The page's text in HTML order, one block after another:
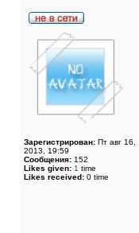
Зарегистрирован: Пт авг 16,
2013, 19:59
Сообщения: 152
Likes given: 1 time
Likes received: 0 time